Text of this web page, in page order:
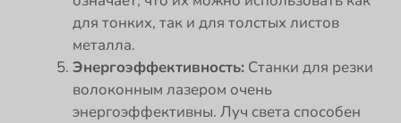
для тонких, так и для толстых листов
металла.
Энергоэффективность: Станки для резки
волоконным лазером очень
энергоэффективны. Луч света способен